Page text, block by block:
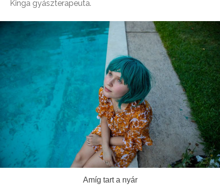
Kinga gyászterapeuta.
Amíg tart a nyár